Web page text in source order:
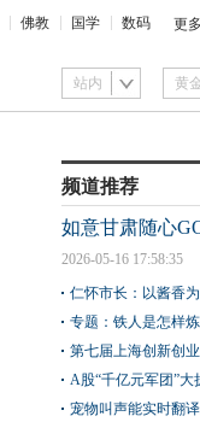
佛教 国学 数码 更多
站内
频道推荐
如意甘肃随心
2026-05-16 17:58:35
仁怀市长：以酱香
专题：铁人是怎样
第七届上海创新创
A股“千亿元军团”大
宠物叫声能实时翻